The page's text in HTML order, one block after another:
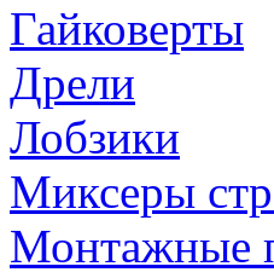
Гайковерты
Дрели
Лобзики
Миксеры
Монтажные